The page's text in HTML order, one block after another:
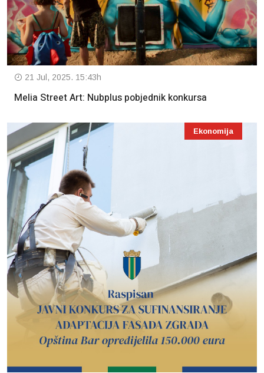
21 Jul, 2025. 15:43h
Melia Street Art: Nubplus pobjednik konkursa
Ekonomija